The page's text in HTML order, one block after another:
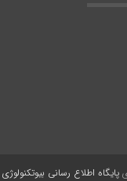
پایگاه اطلاع رسانی بیوتکنولوژی